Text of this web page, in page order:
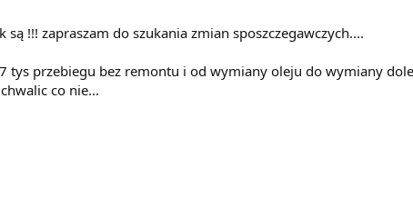
!!! zapraszam do szukania zmian sposzczegawczych....
tys przebiegu bez remontu i od wymiany oleju do wymiany
co nie...